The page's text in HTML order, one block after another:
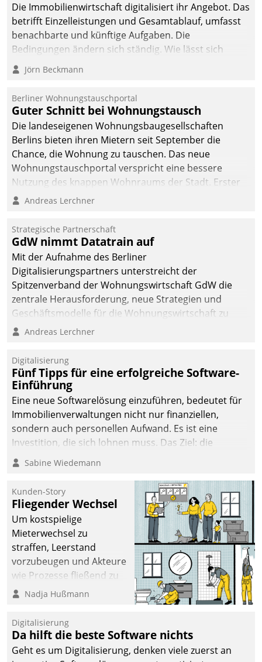
Die Immobilienwirtschaft digitalisiert ihr Angebot. Das
betrifft Einzelleistungen und Gesamtablauf, umfasst
benachbarte und künftige Aufgaben. Die
Bedingungen ändern sich ständig. Wie lässt sich
technisch die Kontrolle wahren und zugleich Freiraum
fürs Wachsen öffnen?
Jörn Beckmann
Berliner Wohnungstauschportal
Guter Schnitt bei Wohnungstausch
Die landeseigenen Wohnungsbaugesellschaften
Berlins bieten ihren Mietern seit September die
Chance, die Wohnung zu tauschen. Das neue
Wohnungstauschportal verspricht eine bessere
Nutzung des knappen Wohnraums der Stadt. Erster
Anwendungsfall für Datatrains Lösung API-Hub mit
Unternehmen.
Andreas Lerchner
Strategische Partnerschaft
GdW nimmt Datatrain auf
Mit der Aufnahme des Berliner
Digitalisierungspartners unterstreicht der
Spitzenverband der Wohnungswirtschaft GdW die
zentrale Herausforderung, neue Strategien und
Geschäftsmodelle für die Wohnungswirtschaft zu
entwickeln.
Andreas Lerchner
Digitalisierung
Fünf Tipps für eine erfolgreiche Software-
Einführung
Eine neue Softwarelösung einzuführen, bedeutet für
Immobilienverwaltungen nicht nur finanziellen,
sondern auch personellen Aufwand. Es ist eine
Investition, die sich lohnen muss. Das Ziel: die
nachhaltige Optimierung der Geschäftsabläufe. Damit
dieses Ziel erreicht wird, sollten einige Grundregeln
Sabine Wiedemann
Kunden-Story
Fliegender Wechsel
Um kostspielige
Mieterwechsel zu
straffen, Leerstand
vorzubeugen und Akteure
wie Prozesse fließend zu
vernetzen, nutzt die
Jahresbeginn eine
Überblick, Einsicht und
Eingriff bietende Lösung.
Nadja Hußmann
Digitalisierung
Da hilft die beste Software nichts
Geht es um Digitalisierung, denken viele zuerst an